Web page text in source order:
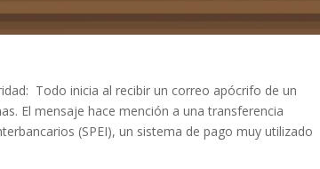
Todo inicia al recibir un correo apócrifo de un
El mensaje hace mención a una transferencia
(SPEI), un sistema de pago muy utilizado